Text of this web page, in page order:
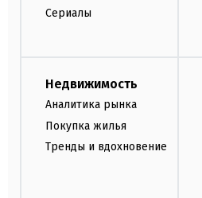
Сериалы
Недвижимость
Аналитика рынка
Покупка жилья
Тренды и вдохновение